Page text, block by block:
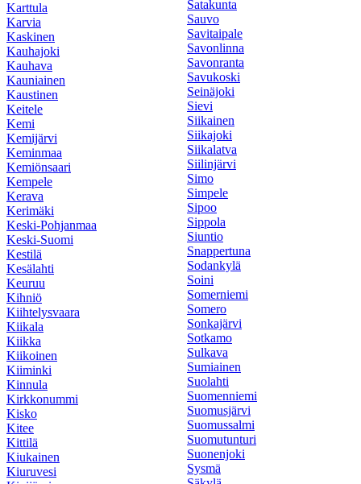
Karttula
Karvia
Kaskinen
Kauhajoki
Kauhava
Kauniainen
Kaustinen
Keitele
Kemi
Kemijärvi
Keminmaa
Kemiönsaari
Kempele
Kerava
Kerimäki
Keski-Pohjanmaa
Keski-Suomi
Kestilä
Kesälahti
Keuruu
Kihniö
Kiihtelysvaara
Kiikala
Kiikka
Kiikoinen
Kiiminki
Kinnula
Kirkkonummi
Kisko
Kitee
Kittilä
Kiukainen
Kiuruvesi
Satakunta
Sauvo
Savitaipale
Savonlinna
Savonranta
Savukoski
Seinäjoki
Sievi
Siikainen
Siikajoki
Siikalatva
Siilinjärvi
Simo
Simpele
Sipoo
Sippola
Siuntio
Snappertuna
Sodankylä
Soini
Somerniemi
Somero
Sonkajärvi
Sotkamo
Sulkava
Sumiainen
Suolahti
Suomenniemi
Suomusjärvi
Suomussalmi
Suomutunturi
Suonenjoki
Sysmä